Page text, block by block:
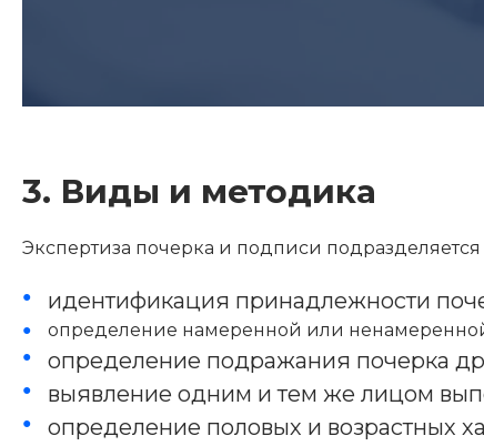
3. Виды и методика
Экспертиза почерка и подписи
идентификация принадлежности
определение намеренной или
определение подражания почерка
выявление одним и тем же лицом
определение половых и возрастных